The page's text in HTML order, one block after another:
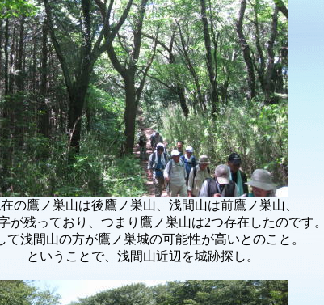
の鷹ノ巣山は後鷹ノ巣山、浅間山は前鷹ノ巣山、
が残っており、つまり鷹ノ巣山は2つ存在したのです
て浅間山の方が鷹ノ巣城の可能性が高いとのこと。
ということで、浅間山近辺を城跡探し。